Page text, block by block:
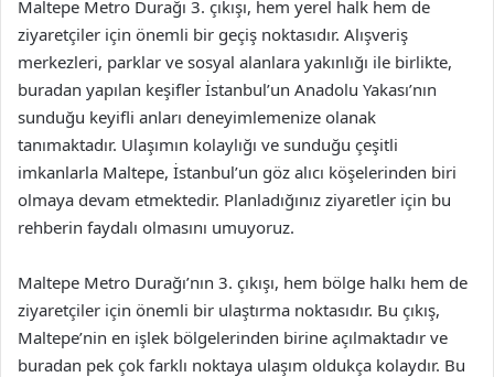
Maltepe Metro Durağı 3. çıkışı, hem yerel halk hem de
ziyaretçiler için önemli bir geçiş noktasıdır. Alışveriş
merkezleri, parklar ve sosyal alanlara yakınlığı ile birlikte,
buradan yapılan keşifler İstanbul’un Anadolu Yakası’nın
sunduğu keyifli anları deneyimlemenize olanak
tanımaktadır. Ulaşımın kolaylığı ve sunduğu çeşitli
imkanlarla Maltepe, İstanbul’un göz alıcı köşelerinden biri
olmaya devam etmektedir. Planladığınız ziyaretler için bu
rehberin faydalı olmasını umuyoruz.
Maltepe Metro Durağı’nın 3. çıkışı, hem bölge halkı hem de
ziyaretçiler için önemli bir ulaştırma noktasıdır. Bu çıkış,
Maltepe’nin en işlek bölgelerinden birine açılmaktadır ve
buradan pek çok farklı noktaya ulaşım oldukça kolaydır. Bu